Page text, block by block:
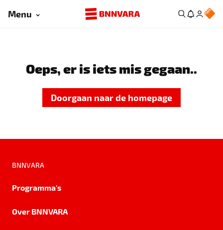
Menu
Oeps, er is iets mis gegaan..
Doorgaan naar de homepage
BNNVARA
Programma's
Over BNNVARA